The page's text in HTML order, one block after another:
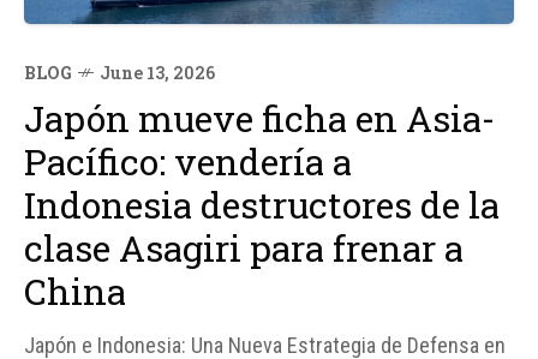
BLOG June 13, 2026
Japón mueve ficha en Asia-
Pacífico: vendería a
Indonesia destructores de la
clase Asagiri para frenar a
China
Japón e Indonesia: Una Nueva Estrategia de Defensa en